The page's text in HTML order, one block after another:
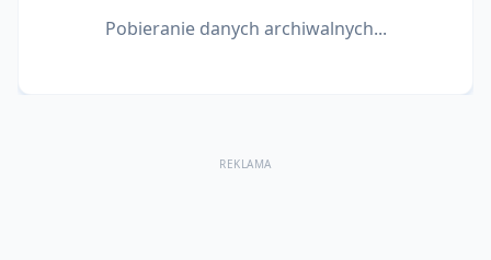
Pobieranie danych archiwalnych...
REKLAMA